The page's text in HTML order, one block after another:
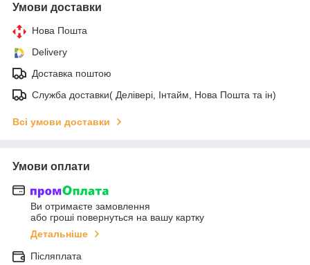
Умови доставки
Нова Пошта
Delivery
Доставка поштою
Служба доставки( Делівері, Інтайм, Нова Пошта та ін)
Всі умови доставки
Умови оплати
Ви отримаєте замовлення
або гроші повернуться на вашу картку
Детальніше
Післяплата